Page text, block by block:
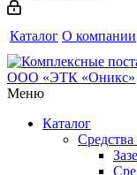
Каталог О компании
Меню
Каталог